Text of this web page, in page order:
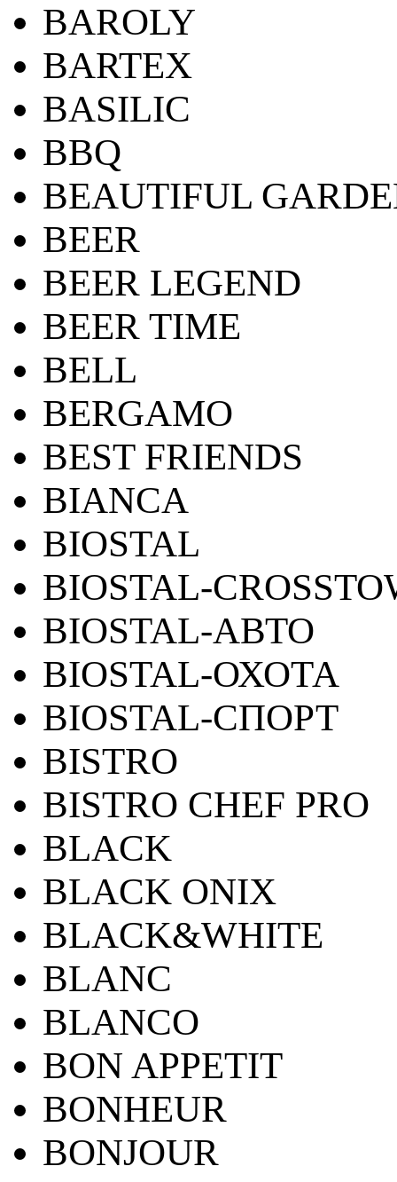
BAROLY
BARTEX
BASILIC
BBQ
BEAUTIFUL
BEER
BEER LEGEND
BEER TIME
BELL
BERGAMO
BEST FRIENDS
BIANCA
BIOSTAL
BIOSTAL-
BIOSTAL-АВТО
BIOSTAL-ОХОТА
BIOSTAL-СПОРТ
BISTRO
BISTRO CHEF PRO
BLACK
BLACK ONIX
BLACK&WHITE
BLANC
BLANCO
BON APPETIT
BONHEUR
BONJOUR